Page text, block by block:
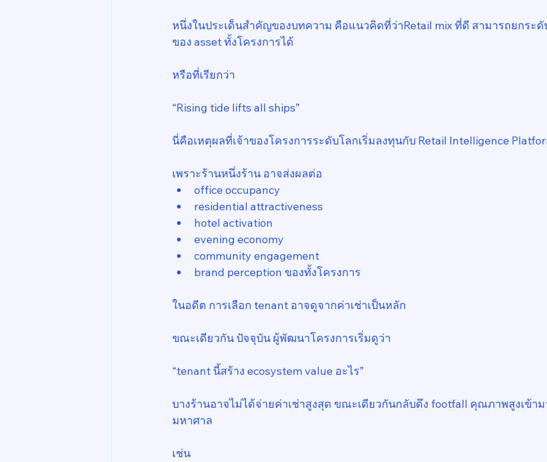
หนึ่งในประเด็นสำคัญของบทความ คือแนวคิดที่ว่าRetail mix ที่ดี สามารถยกระ
ของ asset ทั้งโครงการได้
หรือที่เรียกว่า
“Rising tide lifts all ships”
นี่คือเหตุผลที่เจ้าของโครงการระดับโลกเริ่มลงทุนกับ Retail Intelligence
เพราะร้านหนึ่งร้าน อาจส่งผลต่อ
office occupancy
residential attractiveness
hotel activation
evening economy
community engagement
brand perception ของทั้งโครงการ
ในอดีต การเลือก tenant อาจดูจากค่าเช่าเป็นหลัก
ขณะเดียวกัน ปัจจุบัน ผู้พัฒนาโครงการเริ่มดูว่า
“tenant นี้สร้าง ecosystem value อะไร”
บางร้านอาจไม่ได้จ่ายค่าเช่าสูงสุด ขณะเดียวกันกลับดึง footfall คุณภาพสูงเข้าม
มหาศาล
เช่น